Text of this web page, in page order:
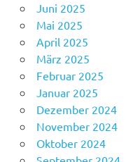
Juni 2025
Mai 2025
April 2025
März 2025
Februar 2025
Januar 2025
Dezember 2024
November 2024
Oktober 2024